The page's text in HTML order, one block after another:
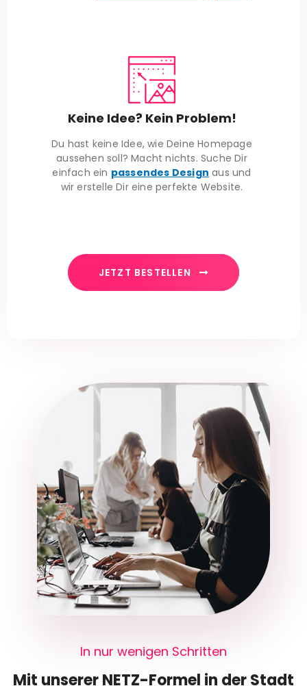
Keine Idee? Kein Problem!
Du hast keine Idee, wie Deine Homepage
aussehen soll? Macht nichts. Suche Dir
einfach ein passendes Design aus und
wir erstelle Dir eine perfekte Website.
JETZT BESTELLEN
In nur wenigen Schritten
Mit unserer NETZ-Formel in der Stadt